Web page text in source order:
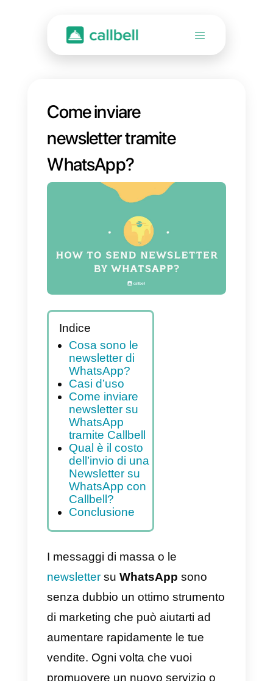
Come inviare
newsletter tramite
WhatsApp?
Indice
Cosa sono le
newsletter di
WhatsApp?
Casi d’uso
Come inviare
newsletter su
WhatsApp
tramite Callbell
Qual è il costo
dell’invio di una
Newsletter su
WhatsApp con
Callbell?
Conclusione